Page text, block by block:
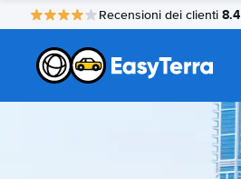
Recensioni dei clienti 8.4